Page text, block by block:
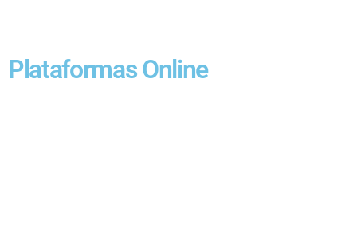
Plataformas Online